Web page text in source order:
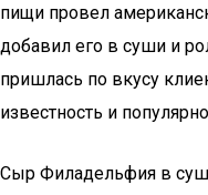
пищи провел
добавил его в суши и
пришлась по вкусу
известность и
Сыр Филадельфия в